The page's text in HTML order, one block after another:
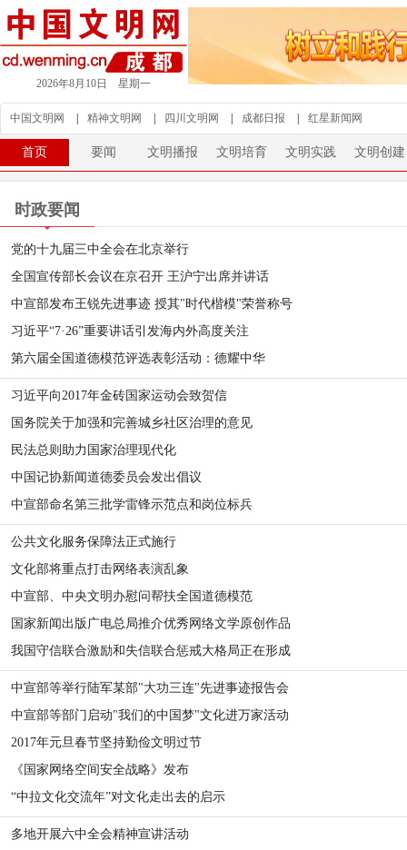
2026年8月10日 星期一
中国文明网 精神文明网 四川文明网 成都日报 红星新闻网
首页 要闻 文明播报 文明培育 文明实践 文明创建
时政要闻
党的十九届三中全会在北京举行
全国宣传部长会议在京召开 王沪宁出席并讲话
中宣部发布王锐先进事迹 授其"时代楷模"荣誉称号
习近平“7·26”重要讲话引发海内外高度关注
第六届全国道德模范评选表彰活动：德耀中华
习近平向2017年金砖国家运动会致贺信
国务院关于加强和完善城乡社区治理的意见
民法总则助力国家治理现代化
中国记协新闻道德委员会发出倡议
中宣部命名第三批学雷锋示范点和岗位标兵
公共文化服务保障法正式施行
文化部将重点打击网络表演乱象
中宣部、中央文明办慰问帮扶全国道德模范
国家新闻出版广电总局推介优秀网络文学原创作品
我国守信联合激励和失信联合惩戒大格局正在形成
中宣部等举行陆军某部"大功三连"先进事迹报告会
中宣部等部门启动"我们的中国梦"文化进万家活动
2017年元旦春节坚持勤俭文明过节
《国家网络空间安全战略》发布
“中拉文化交流年”对文化走出去的启示
多地开展六中全会精神宣讲活动